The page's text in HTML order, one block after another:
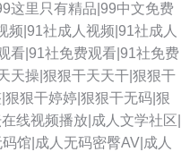
这里只有精品|99中文免费
频|91社成人视频|91社成人
看|91社免费观看|91社免费
天操|狠狠干天天干|狠狠干
狠干婷婷|狠狠干无码|狠
线视频播放|成人文学社区|
馆|成人无码密臀AV|成人